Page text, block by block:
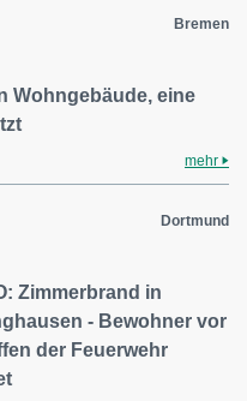
Bremen
Wohngebäude, eine
mehr
Dortmund
Zimmerbrand in
- Bewohner vor
der Feuerwehr